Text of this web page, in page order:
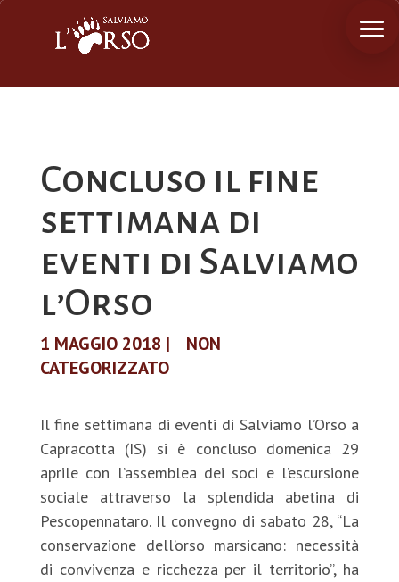
Concluso il fine
settimana di
eventi di Salviamo
l’Orso
1 MAGGIO 2018 |
NON
CATEGORIZZATO
Il fine settimana di eventi di Salviamo l’Orso a
Capracotta (IS) si è concluso domenica 29
aprile con l’assemblea dei soci e l’escursione
sociale attraverso la splendida abetina di
Pescopennataro. Il convegno di sabato 28, “La
conservazione dell’orso marsicano: necessità
di convivenza e ricchezza per il territorio”, ha